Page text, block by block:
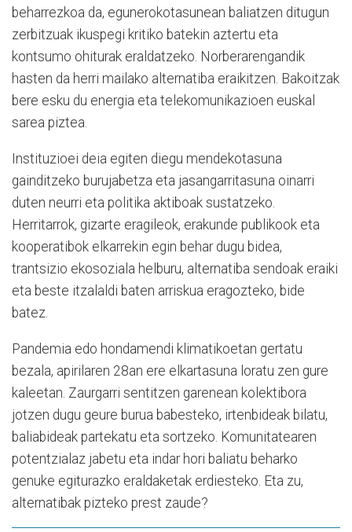
beharrezkoa da, egunerokotasunean baliatzen ditugun
zerbitzuak ikuspegi kritiko batekin aztertu eta
kontsumo ohiturak eraldatzeko. Norberarengandik
hasten da herri mailako alternatiba eraikitzen. Bakoitzak
bere esku du energia eta telekomunikazioen euskal
sarea piztea.
Instituzioei deia egiten diegu mendekotasuna
gainditzeko burujabetza eta jasangarritasuna oinarri
duten neurri eta politika aktiboak sustatzeko.
Herritarrok, gizarte eragileok, erakunde publikook eta
kooperatibok elkarrekin egin behar dugu bidea,
trantsizio ekosoziala helburu, alternatiba sendoak eraiki
eta beste itzalaldi baten arriskua eragozteko, bide
batez.
Pandemia edo hondamendi klimatikoetan gertatu
bezala, apirilaren 28an ere elkartasuna loratu zen gure
kaleetan. Zaurgarri sentitzen garenean kolektibora
jotzen dugu geure burua babesteko, irtenbideak bilatu,
baliabideak partekatu eta sortzeko. Komunitatearen
potentzialaz jabetu eta indar hori baliatu beharko
genuke egiturazko eraldaketak erdiesteko. Eta zu,
alternatibak pizteko prest zaude?